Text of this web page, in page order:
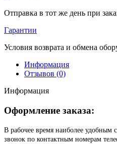
Отправка в тот же день при
Гарантии
Условия возврата и обмена
Информация
Отзывов (0)
Информация
Оформление заказа:
В рабочее время наиболее удобным
звонок по контактным номерам